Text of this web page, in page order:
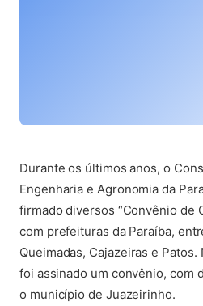
(abre em nova aba)
Durante os últimos anos, o
Engenharia e Agronomia da
firmado diversos “Convênio de
com prefeituras da Paraíba,
Queimadas, Cajazeiras e
foi assinado um convênio, com
o município de Juazeirinho.